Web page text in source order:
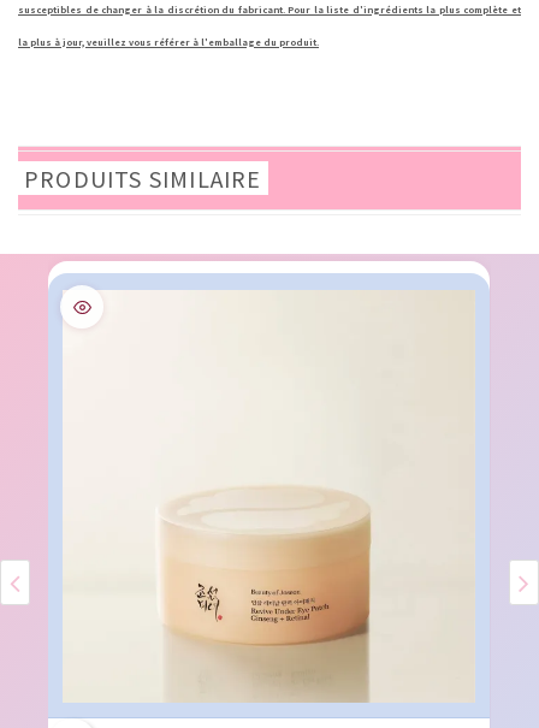
susceptibles de changer à la discrétion du fabricant. Pour la liste d'ingrédients la plus complète et
la plus à jour, veuillez vous référer à l'emballage du produit.
PRODUITS SIMILAIRE